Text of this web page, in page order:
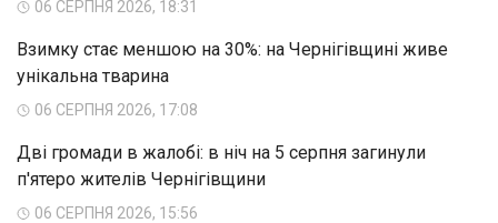
06 СЕРПНЯ 2026, 18:31
Взимку стає меншою на 30%: на Чернігівщині живе
унікальна тварина
06 СЕРПНЯ 2026, 17:08
Дві громади в жалобі: в ніч на 5 серпня загинули
п'ятеро жителів Чернігівщини
06 СЕРПНЯ 2026, 15:56